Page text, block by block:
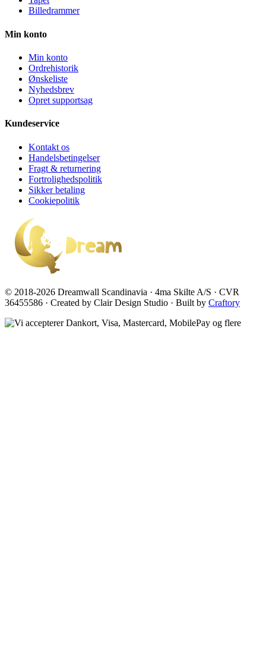
Billedrammer
Min konto
Min konto
Ordrehistorik
Ønskeliste
Nyhedsbrev
Opret supportsag
Kundeservice
Kontakt os
Handelsbetingelser
Fragt & returnering
Fortrolighedspolitik
Sikker betaling
Cookiepolitik
© 2018-2026 Dreamwall Scandinavia · 4ma Skilte A/S · CVR
36455586 · Created by Clair Design Studio · Built by Craftory